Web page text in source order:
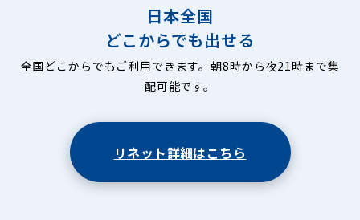
日本全国
どこからでも出せる
全国どこからでもご利用できます。朝8時から夜21時まで集
配可能です。
リネット詳細はこちら